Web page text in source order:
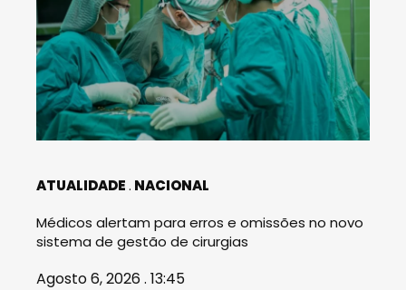
ATUALIDADE NACIONAL
Médicos alertam para erros e omissões no novo
sistema de gestão de cirurgias
Agosto 6, 2026 . 13:45